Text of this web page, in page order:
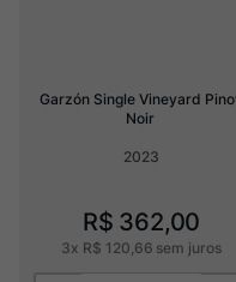
Garzón Single Vineyard
Noir
2023
R$ 362,00
3x R$ 120 66 sem juros